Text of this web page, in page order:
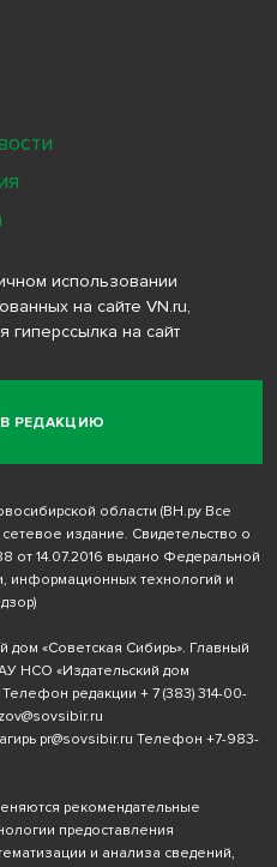
РЕДАКЦИЮ
использовании
на сайте VN.ru,
гиперссылка на сайт
области (ВН.ру Все
издание. Свидетельство о
14.07.2016 выдано Федеральной
информационных технологий и
дом «Советская Сибирь». Главный
НСО «Издательский дом
Телефон редакции + 7 (383) 314-00-
pr@sovsibir.ru Телефон +7-983-
рекомендательные
предоставления
и анализа сведений,